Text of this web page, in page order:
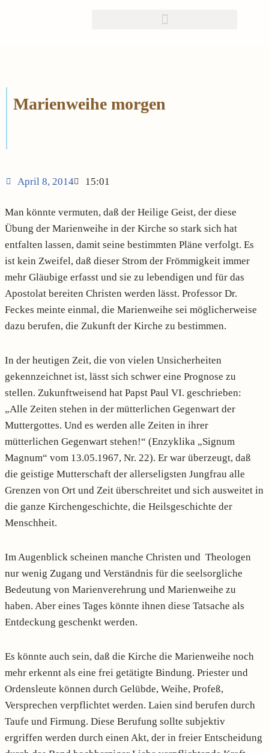
Marienweihe morgen
April 8, 2014 15:01
Man könnte vermuten, daß der Heilige Geist, der diese
Übung der Marienweihe in der Kirche so stark sich hat
entfalten lassen, damit seine bestimmten Pläne verfolgt. Es
ist kein Zweifel, daß dieser Strom der Frömmigkeit immer
mehr Gläubige erfasst und sie zu lebendigen und für das
Apostolat bereiten Christen werden lässt. Professor Dr.
Feckes meinte einmal, die Marienweihe sei möglicherweise
dazu berufen, die Zukunft der Kirche zu bestimmen.
In der heutigen Zeit, die von vielen Unsicherheiten
gekennzeichnet ist, lässt sich schwer eine Prognose zu
stellen. Zukunftweisend hat Papst Paul VI. geschrieben:
„Alle Zeiten stehen in der mütterlichen Gegenwart der
Muttergottes. Und es werden alle Zeiten in ihrer
mütterlichen Gegenwart stehen!“ (Enzyklika „Signum
Magnum“ vom 13.05.1967, Nr. 22). Er war überzeugt, daß
die geistige Mutterschaft der allerseligsten Jungfrau alle
Grenzen von Ort und Zeit überschreitet und sich ausweitet in
die ganze Kirchengeschichte, die Heilsgeschichte der
Menschheit.
Im Augenblick scheinen manche Christen und Theologen
nur wenig Zugang und Verständnis für die seelsorgliche
Bedeutung von Marienverehrung und Marienweihe zu
haben. Aber eines Tages könnte ihnen diese Tatsache als
Entdeckung geschenkt werden.
Es könnte auch sein, daß die Kirche die Marienweihe noch
mehr erkennt als eine frei getätigte Bindung. Priester und
Ordensleute können durch Gelübde, Weihe, Profeß,
Versprechen verpflichtet werden. Laien sind berufen durch
Taufe und Firmung. Diese Berufung sollte subjektiv
ergriffen werden durch einen Akt, der in freier Entscheidung